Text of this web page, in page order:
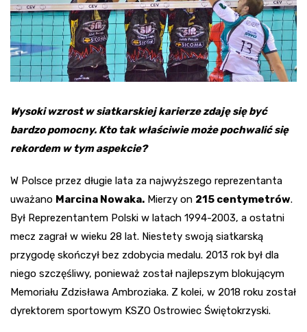
Wysoki wzrost w siatkarskiej karierze zdaję się być
bardzo pomocny. Kto tak właściwie może pochwalić się
rekordem w tym aspekcie?
W Polsce przez długie lata za najwyższego reprezentanta
uważano Marcina Nowaka. Mierzy on 215 centymetrów.
Był Reprezentantem Polski w latach 1994-2003, a ostatni
mecz zagrał w wieku 28 lat. Niestety swoją siatkarską
przygodę skończył bez zdobycia medalu. 2013 rok był dla
niego szczęśliwy, ponieważ został najlepszym blokującym
Memoriału Zdzisława Ambroziaka. Z kolei, w 2018 roku został
dyrektorem sportowym KSZO Ostrowiec Świętokrzyski.